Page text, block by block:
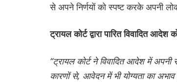
से अपने निर्णयों को स्पष्ट करके अपनी
ट्रायल कोर्ट द्वारा पारित विवादित
“ट्रायल कोर्ट ने विवादित आदेश में
कारणों से, आवेदन में भी योग्यता का